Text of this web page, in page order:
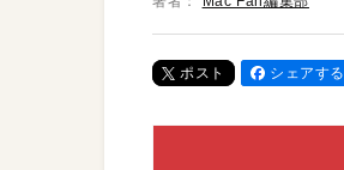
ポスト シェアする